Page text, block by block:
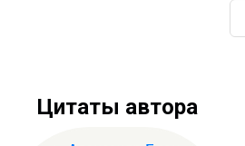
Цитаты автора